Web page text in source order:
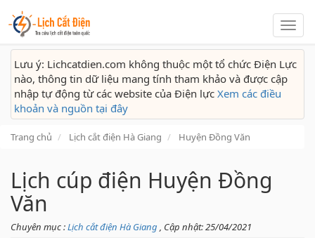
Lịch
cắt
Lưu ý: Lichcatdien.com không thuộc một tổ chức Điện Lực
nào, thông tin dữ liệu mang tính tham khảo và được cập
nhập tự động từ các website của Điện lực Xem các điều
khoản và nguồn tại đây
Trang chủ Lịch cắt điện Hà Giang Huyện Đồng Văn
Lịch cúp điện Huyện Đồng
Văn
Chuyên mục :Lịch cắt điện Hà Giang , Cập nhật: 25/04/2021